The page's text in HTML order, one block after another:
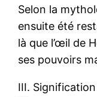
Selon la
ensuite été
là que l’œil de
ses pouvoirs
III.